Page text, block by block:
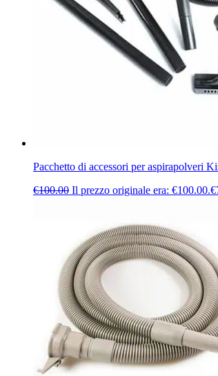
Pacchetto di accessori per aspirapolveri
€100.00 Il prezzo originale era: €100.00.€